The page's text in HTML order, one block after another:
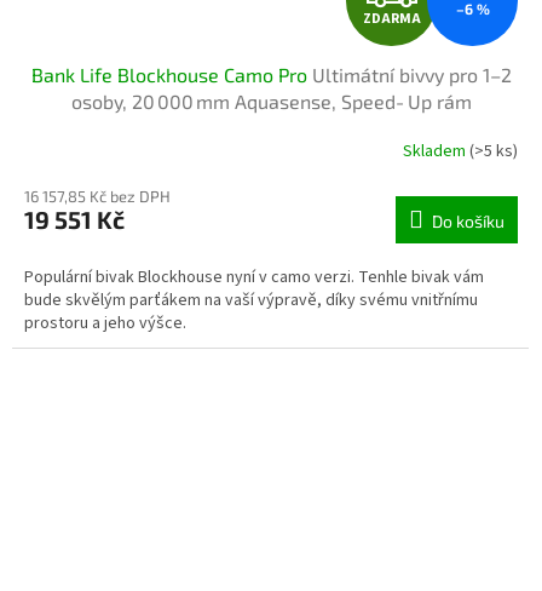
D
A
R
M
A
ZDARMA
–6 %
Bank Life Blockhouse Camo Pro Ultimátní bivvy pro 1–2
osoby, 20 000 mm Aquasense, Speed‑Up rám
Skladem (>5 ks)
16 157,85 Kč bez DPH
19 551 Kč Do košíku
Populární bivak Blockhouse nyní v camo verzi. Tenhle bivak vám
bude skvělým parťákem na vaší výpravě, díky svému vnitřnímu
prostoru a jeho výšce.